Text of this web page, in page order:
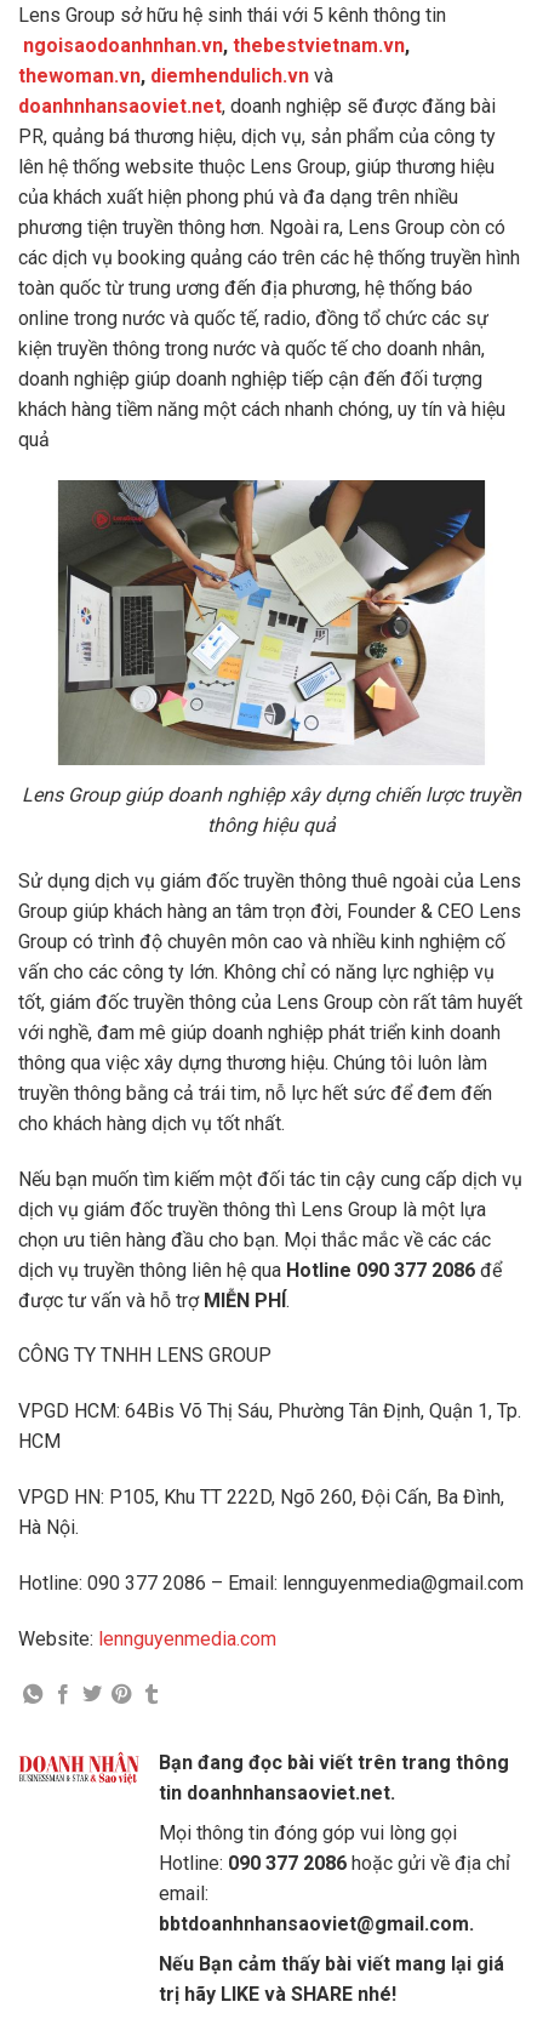
Lens Group sở hữu hệ sinh thái với 5 kênh thông tin
ngoisaodoanhnhan.vn, thebestvietnam.vn,
thewoman.vn, diemhendulich.vn và
doanhnhansaoviet.net, doanh nghiệp sẽ được đăng bài
PR, quảng bá thương hiệu, dịch vụ, sản phẩm của công ty
lên hệ thống website thuộc Lens Group, giúp thương hiệu
của khách xuất hiện phong phú và đa dạng trên nhiều
phương tiện truyền thông hơn. Ngoài ra, Lens Group còn có
các dịch vụ booking quảng cáo trên các hệ thống truyền hình
toàn quốc từ trung ương đến địa phương, hệ thống báo
online trong nước và quốc tế, radio, đồng tổ chức các sự
kiện truyền thông trong nước và quốc tế cho doanh nhân,
doanh nghiệp giúp doanh nghiệp tiếp cận đến đối tượng
khách hàng tiềm năng một cách nhanh chóng, uy tín và hiệu
quả
Lens Group giúp doanh nghiệp xây dựng chiến lược truyền
thông hiệu quả
Sử dụng dịch vụ giám đốc truyền thông thuê ngoài của Lens
Group giúp khách hàng an tâm trọn đời, Founder & CEO Lens
Group có trình độ chuyên môn cao và nhiều kinh nghiệm cố
vấn cho các công ty lớn. Không chỉ có năng lực nghiệp vụ
tốt, giám đốc truyền thông của Lens Group còn rất tâm huyết
với nghề, đam mê giúp doanh nghiệp phát triển kinh doanh
thông qua việc xây dựng thương hiệu. Chúng tôi luôn làm
truyền thông bằng cả trái tim, nỗ lực hết sức để đem đến
cho khách hàng dịch vụ tốt nhất.
Nếu bạn muốn tìm kiếm một đối tác tin cậy cung cấp dịch vụ
dịch vụ giám đốc truyền thông thì Lens Group là một lựa
chọn ưu tiên hàng đầu cho bạn. Mọi thắc mắc về các các
dịch vụ truyền thông liên hệ qua Hotline 090 377 2086 để
được tư vấn và hỗ trợ MIỄN PHÍ.
CÔNG TY TNHH LENS GROUP
VPGD HCM: 64Bis Võ Thị Sáu, Phường Tân Định, Quận 1, Tp.
HCM
VPGD HN: P105, Khu TT 222D, Ngõ 260, Đội Cấn, Ba Đình,
Hà Nội.
Hotline: 090 377 2086 – Email: lennguyenmedia@gmail.com
Website: lennguyenmedia.com
Bạn đang đọc bài viết trên trang thông
tin doanhnhansaoviet.net.
Mọi thông tin đóng góp vui lòng gọi
Hotline: 090 377 2086 hoặc gửi về địa chỉ
email:
bbtdoanhnhansaoviet@gmail.com.
Nếu Bạn cảm thấy bài viết mang lại giá
trị hãy LIKE và SHARE nhé!